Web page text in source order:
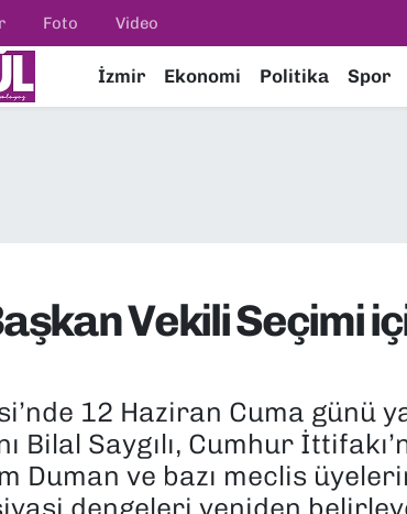
Foto Video
İzmir Ekonomi Politika Spor
Vekili Seçimi
12 Haziran Cuma günü
Bilal Saygılı, Cumhur
Duman ve bazı meclis